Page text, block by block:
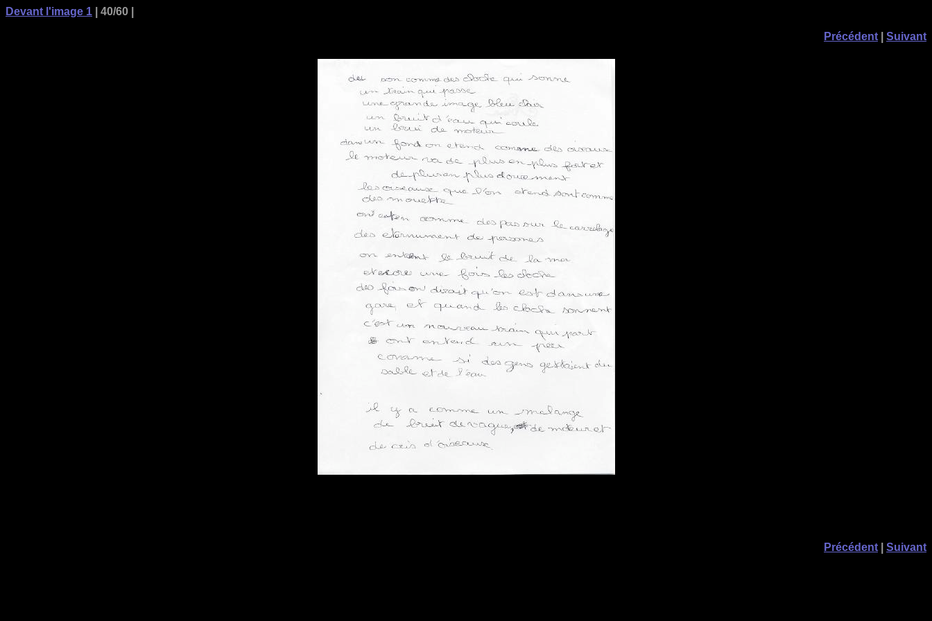
Devant l'image 1 | 40/60 |
Précédent Suivant
Précédent Suivant